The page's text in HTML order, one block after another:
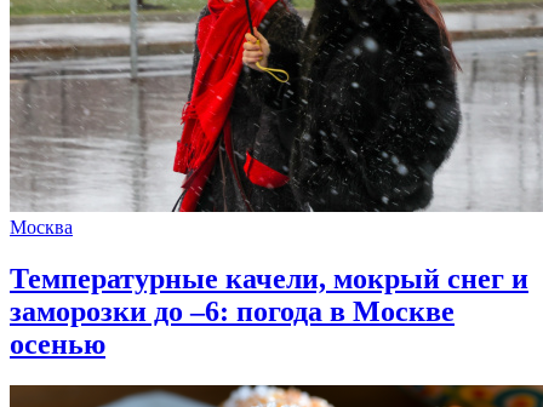
Москва
Температурные качели, мокрый снег и
заморозки до –6: погода в Москве
осенью